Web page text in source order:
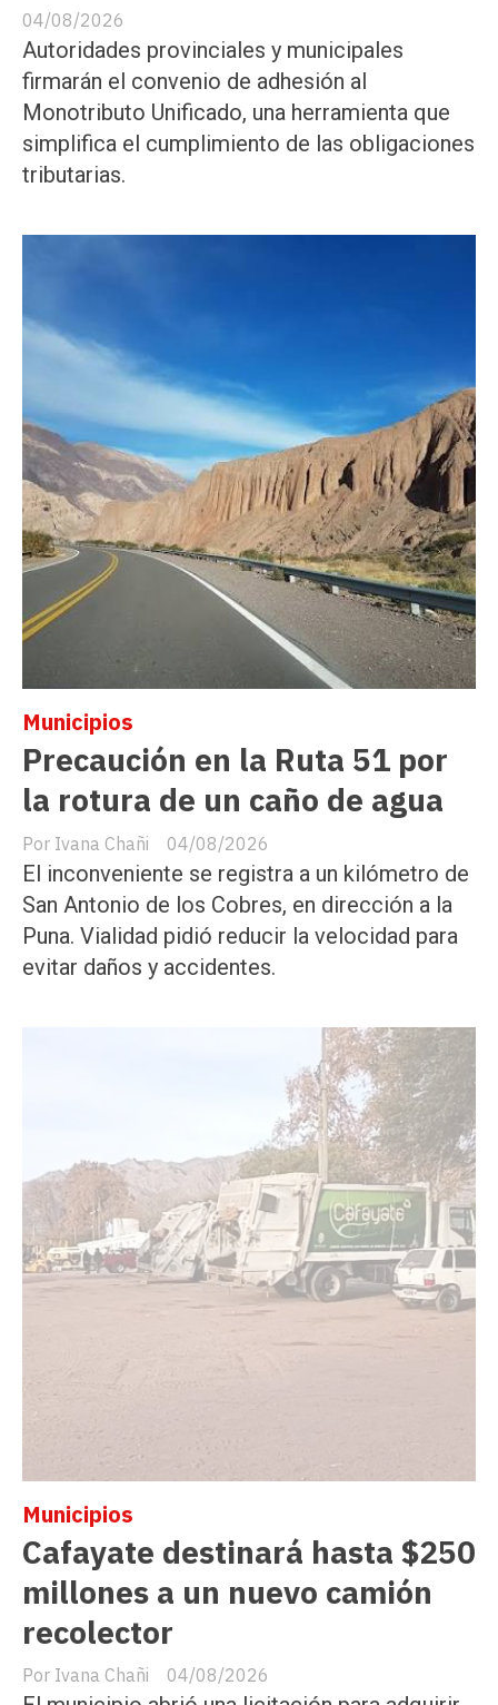
04/08/2026
Autoridades provinciales y municipales
firmarán el convenio de adhesión al
Monotributo Unificado, una herramienta que
simplifica el cumplimiento de las obligaciones
tributarias.
Precaución en la Ruta 51 por
la rotura de un caño de agua
Ivana Chañi
Municipios
04/08/2026
El inconveniente se registra a un kilómetro de
San Antonio de los Cobres, en dirección a la
Puna. Vialidad pidió reducir la velocidad para
evitar daños y accidentes.
Cafayate destinará hasta $250
millones a un nuevo camión
recolector
Ivana Chañi
Municipios
04/08/2026